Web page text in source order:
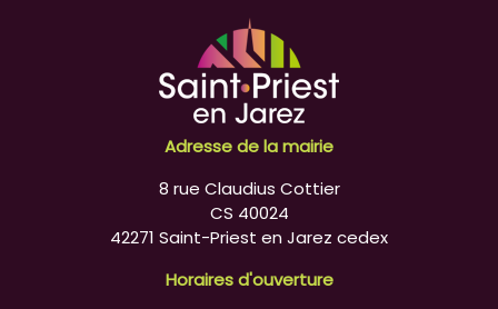
Adresse de la mairie
8 rue Claudius Cottier
CS 40024
42271 Saint-Priest en Jarez cedex
Horaires d'ouverture